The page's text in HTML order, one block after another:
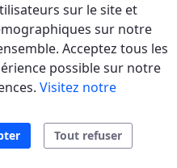
sur le site et
sur notre
Acceptez tous les
possible sur notre
Visitez notre
Tout refuser